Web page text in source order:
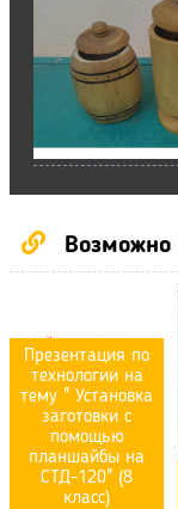
Возможно
Презентация по
технологии на
тему " Установка
заготовки с
помощью
планшайбы на
СТД-120" (8
класс)